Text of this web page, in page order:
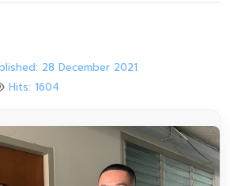
28 December 2021
Hits: 1604